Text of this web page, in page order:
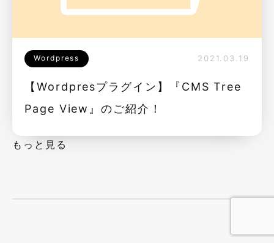
Wordpress 2021.03.19
【Wordpresプラグイン】『CMS Tree
Page View』のご紹介！
もっと見る